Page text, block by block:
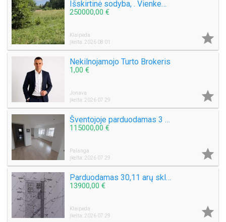
Išskirtinė sodyba, . Vienkemis. Apsodinta ąžuolais, beržais, spygliuočiais.
250000,00 €
Klaipėda
Įkelta: 2026 08 01

Nekilnojamojo Turto Brokeris
1,00 €
Jonava
Įkelta: 2026 07 29

Šventojoje parduodamas 3 kambarių 50 kv.m. Butas Mokyklos g.
115000,00 €
Palanga
Įkelta: 2026 07 29

Parduodamas 30,11 arų sklypą Šlapšilės km, Žiburių g. 25. Klaipėdos raj.
13900,00 €
Klaipėda
Įkelta: 2026 07 29
